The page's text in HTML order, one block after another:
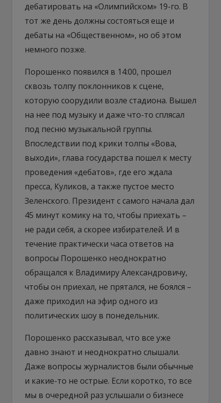
дебатировать на «Олимпийском» 19-го. В
тот же день должны состояться еще и
дебаты на «Общественном», но об этом
немного позже.
Порошенко появился в 14:00, прошел
сквозь толпу поклонников к сцене,
которую соорудили возле стадиона. Вышел
на нее под музыку и даже что-то сплясал
под песню музыкальной группы.
Впоследствии под крики толпы «Вова,
выходи», глава государства пошел к месту
проведения «дебатов», где его ждала
пресса, Куликов, а также пустое место
Зеленского. Президент с самого начала дал
45 минут комику на то, чтобы приехать –
не ради себя, а скорее избирателей. И в
течение практически часа ответов на
вопросы Порошенко неоднократно
обращался к Владимиру Александровичу,
чтобы он приехал, не прятался, не боялся –
даже приходил на эфир одного из
политических шоу в понедельник.
Порошенко рассказывал, что все уже
давно знают и неоднократно слышали.
Даже вопросы журналистов были обычные
и какие-то не острые. Если коротко, то все
мы в очередной раз услышали о бизнесе